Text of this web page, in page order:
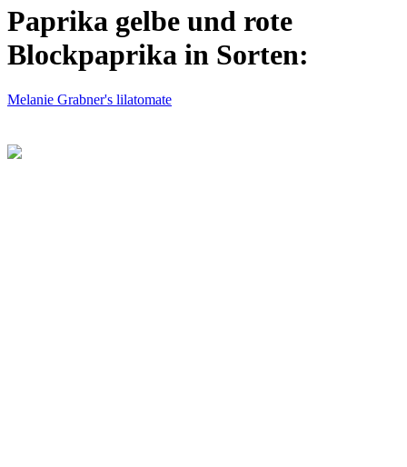
Paprika gelbe und rote
Blockpaprika in Sorten:
Melanie Grabner's lilatomate